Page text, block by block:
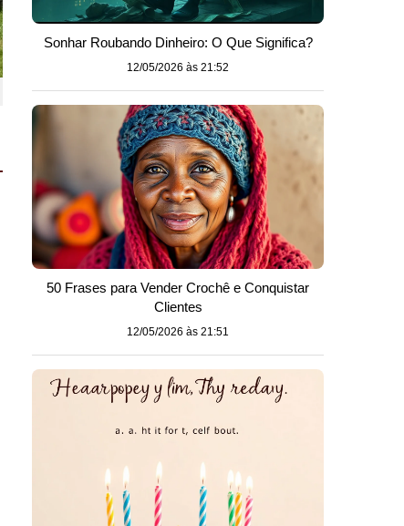
Sonhar Roubando Dinheiro: O Que Significa?
12/05/2026 às 21:52
50 Frases para Vender Crochê e Conquistar
Clientes
12/05/2026 às 21:51